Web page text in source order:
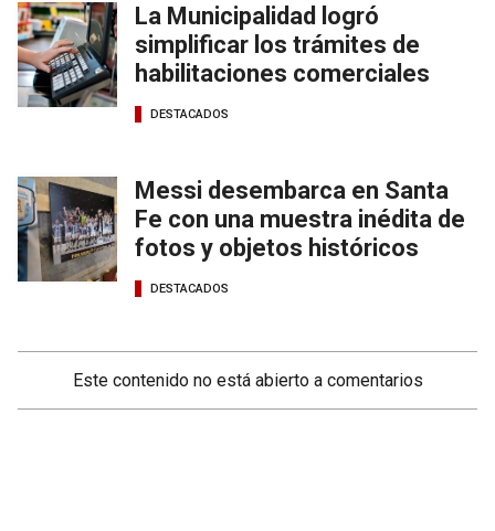
La Municipalidad logró
simplificar los trámites de
habilitaciones comerciales
DESTACADOS
Messi desembarca en Santa
Fe con una muestra inédita de
fotos y objetos históricos
DESTACADOS
Este contenido no está abierto a comentarios